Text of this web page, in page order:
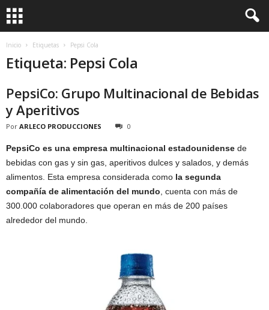
Inicio Etiquetas Pepsi Cola
Etiqueta: Pepsi Cola
PepsiCo: Grupo Multinacional de Bebidas
y Aperitivos
Por ARLECO PRODUCCIONES 0
PepsiCo es una empresa multinacional estadounidense de
bebidas con gas y sin gas, aperitivos dulces y salados, y demás
alimentos. Esta empresa considerada como la segunda
compañía de alimentación del mundo , cuenta con más de
300.000 colaboradores que operan en más de 200 países
alrededor del mundo.